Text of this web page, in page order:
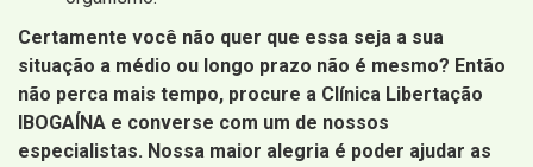
Certamente você não quer que essa seja a sua
situação a médio ou longo prazo não é mesmo? Então
não perca mais tempo, procure a Clínica Libertação
IBOGAÍNA e converse com um de nossos
especialistas. Nossa maior alegria é poder ajudar as